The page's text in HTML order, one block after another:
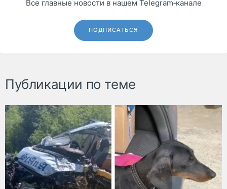
Все главные новости в нашем Telegram‑канале
ПОДПИСАТЬСЯ
Публикации по теме